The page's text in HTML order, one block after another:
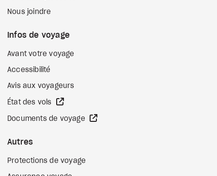
Nous joindre
Infos de voyage
Avant votre voyage
Accessibilité
Avis aux voyageurs
État des vols
Documents de voyage
Autres
Protections de voyage